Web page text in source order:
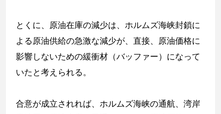
とくに、原油在庫の減少は、ホルムズ海峡封鎖に
よる原油供給の急激な減少が、直接、原油価格に
影響しないための緩衝材（バッファー）になって
いたと考えられる。
合意が成立されれば、ホルムズ海峡の通航、湾岸